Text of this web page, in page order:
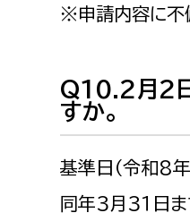
※申請内容に不
Q10.2月2日
すか。
基準日（令和8
同年３月３１